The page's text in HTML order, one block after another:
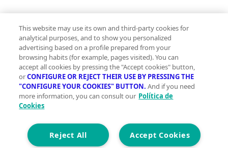
Contacto
hola@vivegreen.com
Aviso Legal
Condiciones de uso
Politica de privacidad
Política de cookies
This website may use its own and third-party cookies for
analytical purposes, and to show you personalized
advertising based on a profile prepared from your
browsing habits (for example, pages visited). You can
accept all cookies by pressing the "Accept cookies" button,
orCONFIGURE OR REJECT THEIR USE BY PRESSING THE
"CONFIGURE YOUR COOKIES" BUTTON. And if you need
more information, you can consult our Política de
Cookies
Accept Cookies
Reject All